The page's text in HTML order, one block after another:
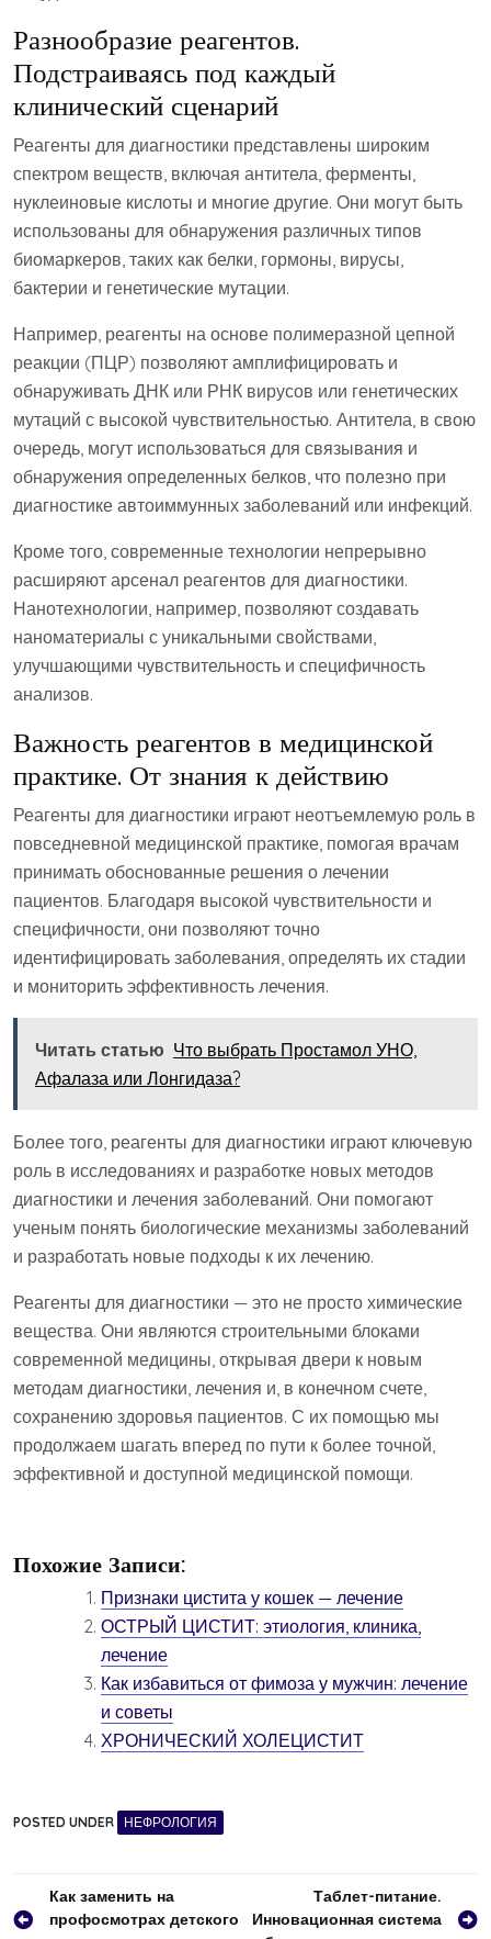
Разнообразие реагентов.
Подстраиваясь под каждый
клинический сценарий
Реагенты для диагностики представлены широким
спектром веществ, включая антитела, ферменты,
нуклеиновые кислоты и многие другие. Они могут быть
использованы для обнаружения различных типов
биомаркеров, таких как белки, гормоны, вирусы,
бактерии и генетические мутации.
Например, реагенты на основе полимеразной цепной
реакции (ПЦР) позволяют амплифицировать и
обнаруживать ДНК или РНК вирусов или генетических
мутаций с высокой чувствительностью. Антитела, в свою
очередь, могут использоваться для связывания и
обнаружения определенных белков, что полезно при
диагностике автоиммунных заболеваний или инфекций.
Кроме того, современные технологии непрерывно
расширяют арсенал реагентов для диагностики.
Нанотехнологии, например, позволяют создавать
наноматериалы с уникальными свойствами,
улучшающими чувствительность и специфичность
анализов.
Важность реагентов в медицинской
практике. От знания к действию
Реагенты для диагностики играют неотъемлемую роль в
повседневной медицинской практике, помогая врачам
принимать обоснованные решения о лечении
пациентов. Благодаря высокой чувствительности и
специфичности, они позволяют точно
идентифицировать заболевания, определять их стадии
и мониторить эффективность лечения.
Читать статью Что выбрать Простамол УНО,
Афалаза или Лонгидаза?
Более того, реагенты для диагностики играют ключевую
роль в исследованиях и разработке новых методов
диагностики и лечения заболеваний. Они помогают
ученым понять биологические механизмы заболеваний
и разработать новые подходы к их лечению.
Реагенты для диагностики — это не просто химические
вещества. Они являются строительными блоками
современной медицины, открывая двери к новым
методам диагностики, лечения и, в конечном счете,
сохранению здоровья пациентов. С их помощью мы
продолжаем шагать вперед по пути к более точной,
эффективной и доступной медицинской помощи.
Похожие Записи:
Признаки цистита у кошек — лечение
ОСТРЫЙ ЦИСТИТ: этиология, клиника,
лечение
Как избавиться от фимоза у мужчин: лечение
и советы
ХРОНИЧЕСКИЙ ХОЛЕЦИСТИТ
POSTED UNDER НЕФРОЛОГИЯ
Навигация
Как заменить на
профосмотрах детского
Таблет-питание.
Инновационная система